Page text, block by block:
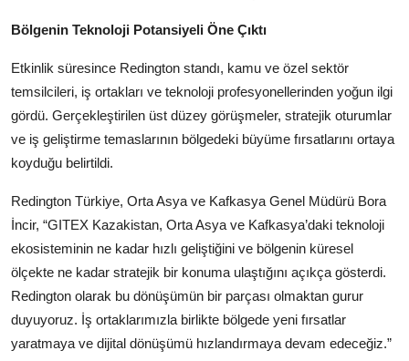
Bölgenin Teknoloji Potansiyeli Öne Çıktı
Etkinlik süresince Redington standı, kamu ve özel sektör
temsilcileri, iş ortakları ve teknoloji profesyonellerinden yoğun ilgi
gördü. Gerçekleştirilen üst düzey görüşmeler, stratejik oturumlar
ve iş geliştirme temaslarının bölgedeki büyüme fırsatlarını ortaya
koyduğu belirtildi.
Redington Türkiye, Orta Asya ve Kafkasya Genel Müdürü Bora
İncir, “GITEX Kazakistan, Orta Asya ve Kafkasya’daki teknoloji
ekosisteminin ne kadar hızlı geliştiğini ve bölgenin küresel
ölçekte ne kadar stratejik bir konuma ulaştığını açıkça gösterdi.
Redington olarak bu dönüşümün bir parçası olmaktan gurur
duyuyoruz. İş ortaklarımızla birlikte bölgede yeni fırsatlar
yaratmaya ve dijital dönüşümü hızlandırmaya devam edeceğiz.”